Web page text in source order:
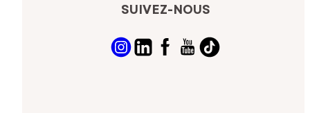
SUIVEZ-NOUS